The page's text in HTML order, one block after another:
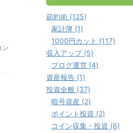
ン
節約術 (125)
家計簿 (1)
1000円カット (117)
収入アップ (5)
ブログ運営 (4)
資産報告 (1)
投資全般 (37)
暗号資産 (2)
ポイント投資 (2)
コイン収集・投資 (6)